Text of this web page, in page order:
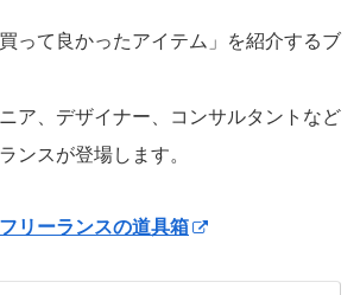
って良かったアイテム」を紹介するブ
ア、デザイナー、コンサルタントなど
ンスが登場します。
フリーランスの道具箱